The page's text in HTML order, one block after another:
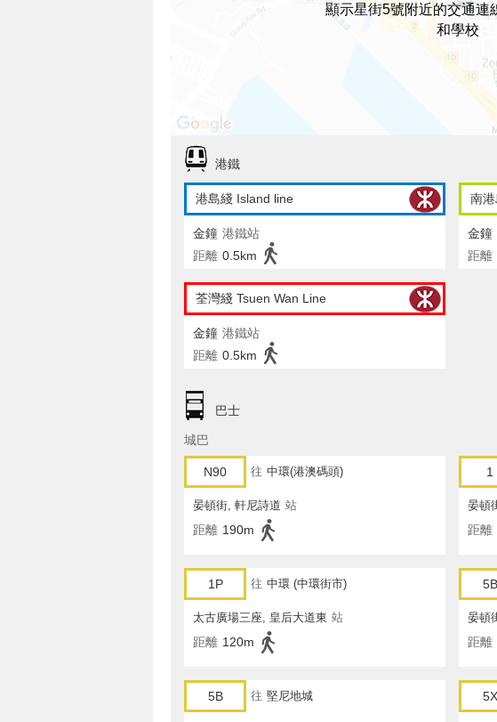
顯示星街5號附近的交通連
和學校
港鐵
港島綫 Island line
金鐘 港鐵站
距離 0.5km
南
金鐘
距離
荃灣綫 Tsuen Wan Line
金鐘 港鐵站
距離 0.5km
巴士
城巴
N90 往 中環(港澳碼頭)
晏頓街, 軒尼詩道 站
距離 190m
1
晏頓
距離
1P 往 中環 (中環街市)
太古廣場三座, 皇后大道東 站
距離 120m
5B
晏頓
距離
5B 往 堅尼地城 5X